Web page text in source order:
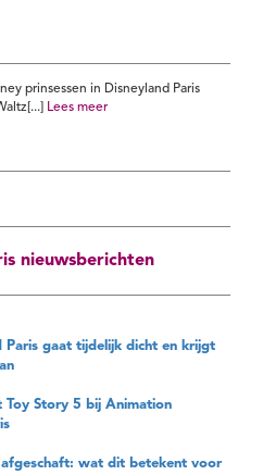
prinsessen in Disneyland Paris
Lees meer
nieuwsberichten
Paris gaat tijdelijk dicht en krijgt
Toy Story 5 bij Animation
afgeschaft: wat dit betekent voor